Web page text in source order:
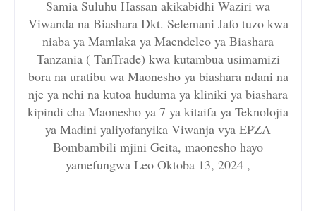
Samia Suluhu Hassan akikabidhi Waziri wa
Viwanda na Biashara Dkt. Selemani Jafo tuzo kwa
niaba ya Mamlaka ya Maendeleo ya Biashara
Tanzania ( TanTrade) kwa kutambua usimamizi
bora na uratibu wa Maonesho ya biashara ndani na
nje ya nchi na kutoa huduma ya kliniki ya biashara
kipindi cha Maonesho ya 7 ya kitaifa ya Teknolojia
ya Madini yaliyofanyika Viwanja vya EPZA
Bombambili mjini Geita, maonesho hayo
yamefungwa Leo Oktoba 13, 2024 ,